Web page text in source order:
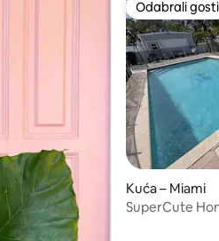
Odabrali gosti
Odabrali gosti
Kuća – Miami
SuperCute